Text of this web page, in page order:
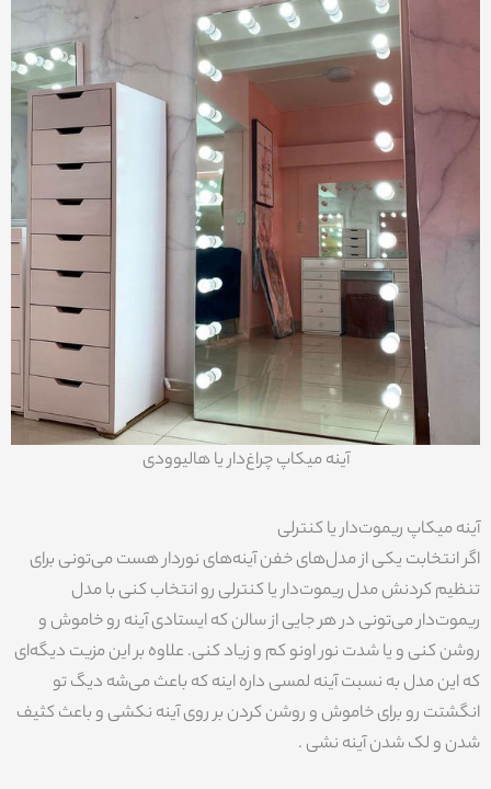
آینه میکاپ چراغ‌دار یا هالیوودی
آینه میکاپ ریموت‌دار یا کنترلی
اگر انتخابت یکی از مدل‌های خفن آینه‌های نوردار هست می‌تونی برای
تنظیم کردنش مدل ریموت‌دار یا کنترلی رو انتخاب کنی با مدل
ریموت‌دار می‌تونی در هر جایی از سالن که ایستادی آینه رو خاموش و
روشن کنی و یا شدت نور اونو کم و زیاد کنی. علاوه بر این مزیت دیگه‌ای
که این مدل به نسبت آینه لمسی داره اینه که باعث می‌شه دیگ تو
انگشتت رو برای خاموش و روشن کردن بر روی آینه نکشی و باعث کثیف
شدن و لک شدن آینه نشی .